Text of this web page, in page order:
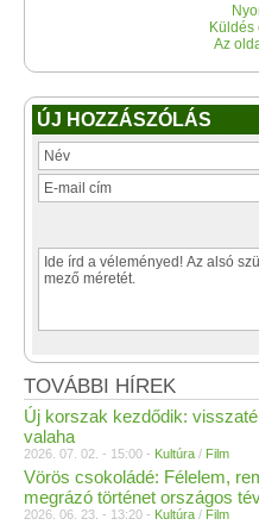
Küldés
Az
ÚJ HOZZÁSZÓLÁS
TOVÁBBI HÍREK
Új korszak kezdődik:
valaha
2026. 07. 02. - 15:00 - Kultúra / Film
Vörös csokoládé: Félelem,
megrázó történet országos
2026. 06. 23. - 13:20 - Kultúra / Film